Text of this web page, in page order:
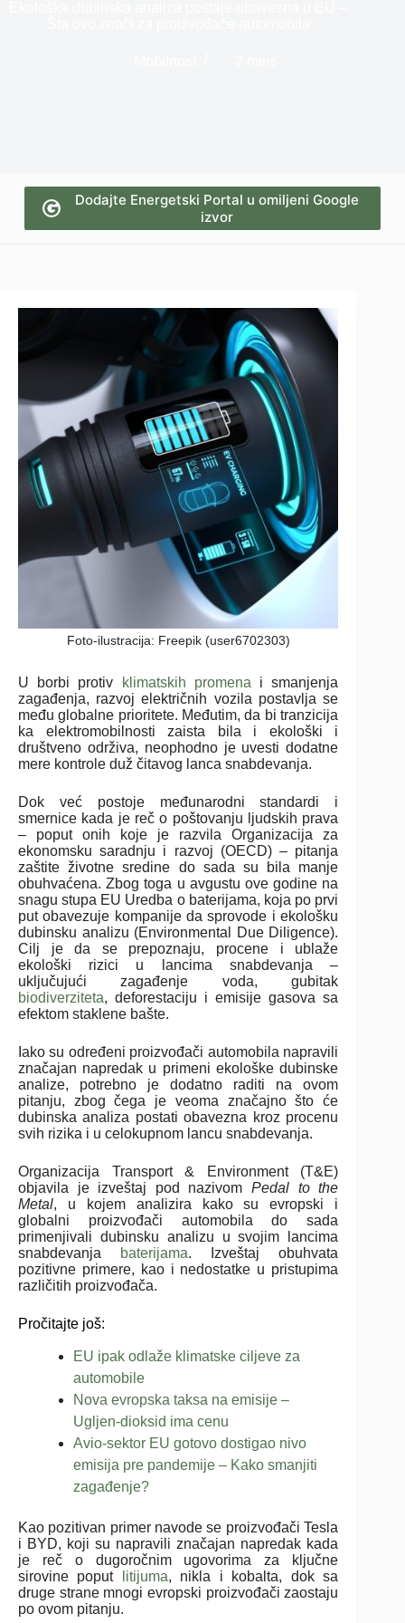
Dodajte Energetski Portal u omiljeni Google
izvor
Foto-ilustracija: Freepik (user6702303)
U borbi protiv klimatskih promena i smanjenja
zagađenja, razvoj električnih vozila postavlja se
među globalne prioritete. Međutim, da bi tranzicija
ka elektromobilnosti zaista bila i ekološki i
društveno održiva, neophodno je uvesti dodatne
mere kontrole duž čitavog lanca snabdevanja.
Dok već postoje međunarodni standardi i
smernice kada je reč o poštovanju ljudskih prava
– poput onih koje je razvilaOrganizacijaza
ekonomskusaradnju i razvoj (OECD) – pitanja
zaštite životne sredine do sada su bila manje
obuhvaćena. Zbog toga u avgustu ove godine na
snagu stupa EU Uredba o baterijama, koja po prvi
put obavezuje kompanije da sprovode i ekološku
dubinsku analizu (Environmental Due Diligence).
Cilj je da se prepoznaju, procene i ublaže
ekološki rizici u lancima snabdevanja –
uključujući zagađenje voda, gubitak
biodiverziteta, deforestaciju i emisije gasova sa
efektom staklene bašte.
Iako su određeni proizvođači automobila napravili
značajan napredak u primeni ekološke dubinske
analize, potrebno je dodatno raditi na ovom
pitanju, zbog čega je veoma značajno što će
dubinska analiza postati obavezna kroz procenu
svih rizika i u celokupnom lancu snabdevanja.
Organizacija Transport & Environment (T&E)
objavila je izveštaj pod nazivomPedal to the
Metal, u kojem analizira kako su evropski i
globalni proizvođači automobila do sada
primenjivali dubinsku analizu u svojim lancima
snabdevanja
baterijama. Izveštaj obuhvata
pozitivne primere, kao i nedostatke u pristupima
različitih proizvođača.
Pročitajte još:
EU ipak odlaže klimatske ciljeve za
automobile
Nova evropska taksa na emisije –
Ugljen-dioksid ima cenu
Avio-sektor EU gotovo dostigao nivo
emisija pre pandemije – Kako smanjiti
zagađenje?
Kao pozitivan primer navode se proizvođači Tesla
i BYD, koji su napravili značajan napredak kada
je reč o dugoročnim ugovorima za ključne
sirovine poput
litijuma, nikla i kobalta, dok sa
druge strane mnogi evropski proizvođači zaostaju
po ovom pitanju.